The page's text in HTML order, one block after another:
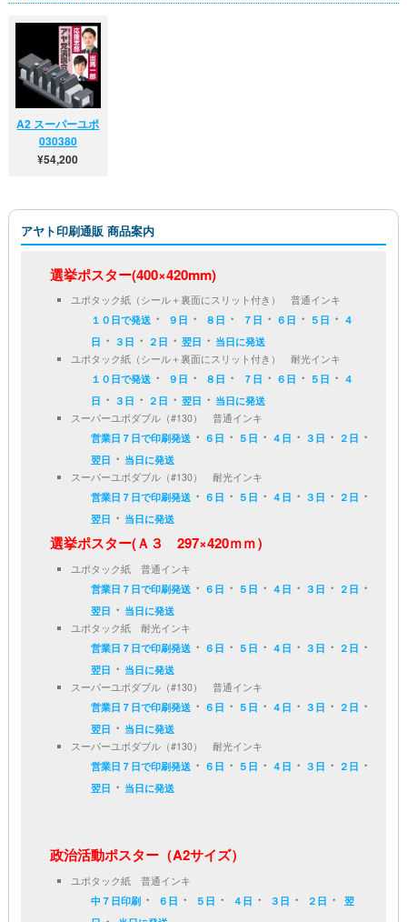
A2 スーパーユポ
030380
A2サイズの政治
ンキは、普通イ
きを読む]
¥54,200
アヤト印刷通販 商品案内
選挙ポスター(400×420mm)
ユポタック紙（シール＋裏面にスリット付き） 普通インキ
１０日で発送 ・ ９日 ・ ８日 ・ ７日 ・ ６日 ・ ５日 ・ ４
日 ・ ３日 ・ ２日 ・翌日 ・ 当日に発送
ユポタック紙（シール＋裏面にスリット付き） 耐光インキ
１０日で発送 ・ ９日 ・ ８日 ・ ７日 ・ ６日 ・ ５日 ・ ４
日 ・ ３日 ・ ２日 ・翌日 ・ 当日に発送
スーパーユポダブル（#130） 普通インキ
営業日７日で印刷発送 ・ ６日 ・ ５日 ・ ４日 ・ ３日 ・ ２日 ・
翌日 ・ 当日に発送
スーパーユポダブル（#130） 耐光インキ
営業日７日で印刷発送 ・ ６日 ・ ５日 ・ ４日 ・ ３日 ・ ２日 ・
翌日 ・ 当日に発送
選挙ポスター(Ａ３ 297×420ｍｍ）
ユポタック紙 普通インキ
営業日７日で印刷発送 ・ ６日 ・ ５日 ・ ４日 ・ ３日 ・ ２日 ・
翌日 ・ 当日に発送
ユポタック紙 耐光インキ
営業日７日で印刷発送 ・ ６日 ・ ５日 ・ ４日 ・ ３日 ・ ２日 ・
翌日 ・ 当日に発送
スーパーユポダブル（#130） 普通インキ
営業日７日で印刷発送 ・ ６日 ・ ５日 ・ ４日 ・ ３日 ・ ２日 ・
翌日 ・ 当日に発送
スーパーユポダブル（#130） 耐光インキ
営業日７日で印刷発送 ・ ６日 ・ ５日 ・ ４日 ・ ３日 ・ ２日 ・
翌日 ・ 当日に発送
政治活動ポスター（A2サイズ）
ユポタック紙 普通インキ
中７日印刷 ・ ６日 ・ ５日 ・ ４日 ・ ３日 ・ ２日 ・翌